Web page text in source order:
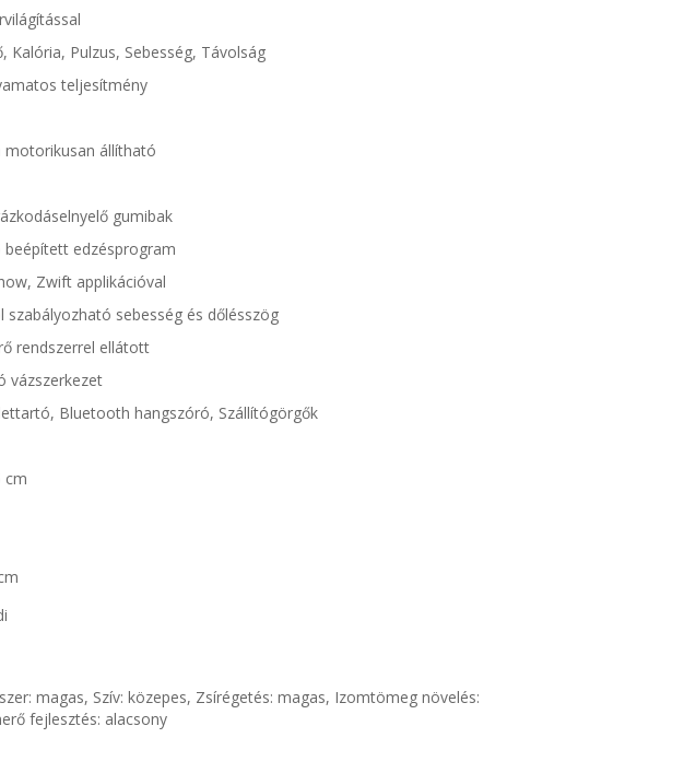
Kalória, Pulzus, Sebesség, Távolság
teljesítmény
motorikusan állítható
gumibak
beépített edzésprogram
Zwift applikációval
szabályozható sebesség és dőlésszög
rendszerrel ellátott
vázszerkezet
Bluetooth hangszóró, Szállítógörgők
cm
magas, Szív: közepes, Zsírégetés: magas, Izomtömeg növelés:
fejlesztés: alacsony